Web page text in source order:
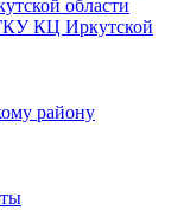
области
КЦ Иркутской
району